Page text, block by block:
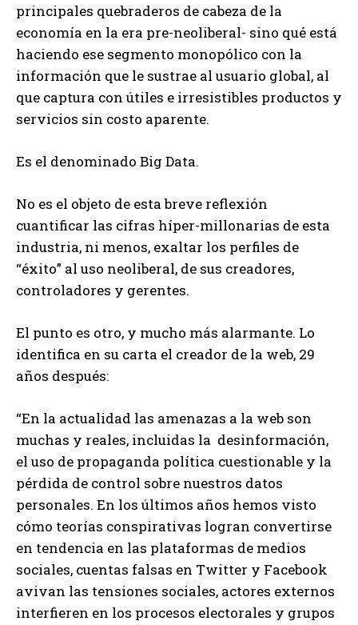
principales quebraderos de cabeza de la
economía en la era pre-neoliberal- sino qué está
haciendo ese segmento monopólico con la
información que le sustrae al usuario global, al
que captura con útiles e irresistibles productos y
servicios sin costo aparente.
Es el denominado Big Data.
No es el objeto de esta breve reflexión
cuantificar las cifras híper-millonarias de esta
industria, ni menos, exaltar los perfiles de
“éxito” al uso neoliberal, de sus creadores,
controladores y gerentes.
El punto es otro, y mucho más alarmante. Lo
identifica en su carta el creador de la web, 29
años después:
“En la actualidad las amenazas a la web son
muchas y reales, incluidas la desinformación,
el uso de propaganda política cuestionable y la
pérdida de control sobre nuestros datos
personales. En los últimos años hemos visto
cómo teorías conspirativas logran convertirse
en tendencia en las plataformas de medios
sociales, cuentas falsas en Twitter y Facebook
avivan las tensiones sociales, actores externos
interfieren en los procesos electorales y grupos